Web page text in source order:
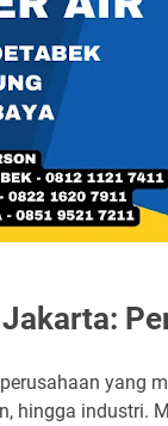
yang
hingga industri.